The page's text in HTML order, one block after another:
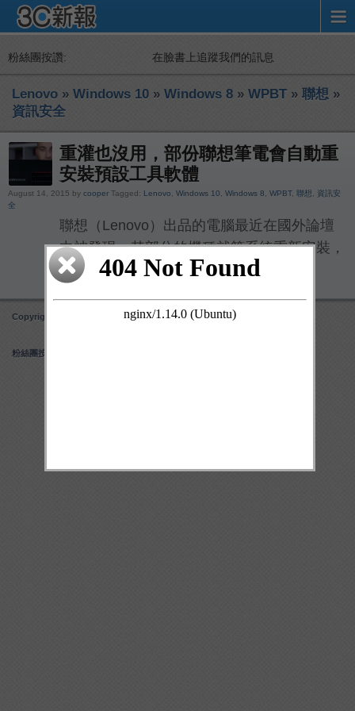
粉絲團按讚: 在臉書上追蹤我們的訊息
Lenovo » Windows 10 » Windows 8 » WPBT » 聯想 »
資訊安全
重灌也沒用，部份聯想筆電會自動重
安裝預設工具軟體
August 14, 2015 by cooper Tagged: Lenovo Windows 10 Windows 8 WPBT, 聯想
資訊安
全
聯想（Lenovo）出品的電腦最近在國外論壇
中被發現，其部分的機種就算系統重新安裝，
也會自動重新下載並安裝預設 […]
Copyright 3C 新報
粉絲團按讚: